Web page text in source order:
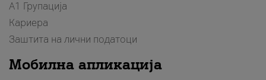
А1 Групација
Кариера
Заштита на лични податоци
Мобилна апликација